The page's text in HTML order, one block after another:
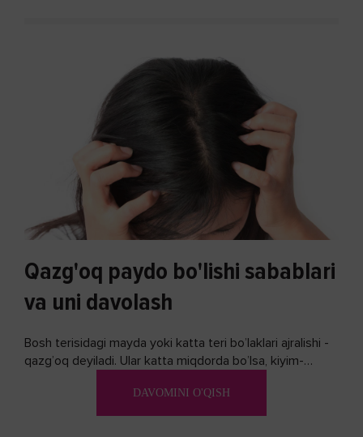
Qazg'oq paydo bo'lishi sabablari
va uni davolash
Bosh terisidagi mayda yoki katta teri bo’laklari ajralishi -
qazg’oq deyiladi. Ular katta miqdorda bo’lsa, kiyim-
DAVOMINI O'QISH